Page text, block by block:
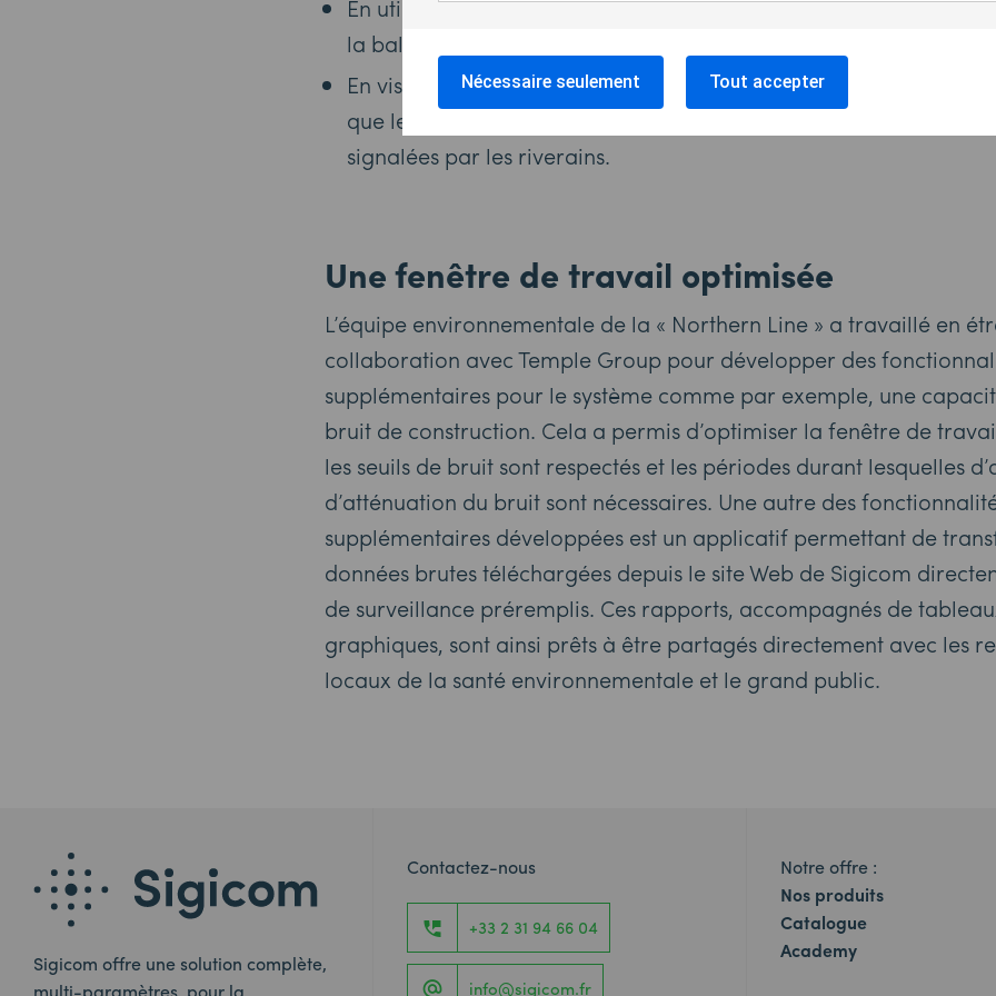
En utilisant la fonction de réécoute du son, il a été possible de
la balayeuse en aspirant la poussière qui déclenchait des alertes
En visualisant simultanément les données du bruit et des
que les travaux de battage à fort bruit n’étaient PAS la source
signalées par les riverains.
Une fenêtre de travail optimisée
L’équipe environnementale de la « Northern Line » a travaillé en
collaboration avec Temple Group pour développer des
supplémentaires pour le système comme par exemple, une
bruit de construction. Cela a permis d’optimiser la fenêtre de
les seuils de bruit sont respectés et les périodes durant lesquelles
d’atténuation du bruit sont nécessaires. Une autre des
supplémentaires développées est un applicatif permettant de
données brutes téléchargées depuis le site Web de Sigicom
de surveillance préremplis. Ces rapports, accompagnés de
graphiques, sont ainsi prêts à être partagés directement avec les
locaux de la santé environnementale et le grand public.
Sigicom offre une solution complète,
Contactez-nous
+33 2 31 94 66 04
info@sigicom.fr
Notre offre :
Nos produits
Catalogue
Academy
Nécessaire seulement Tout accepter